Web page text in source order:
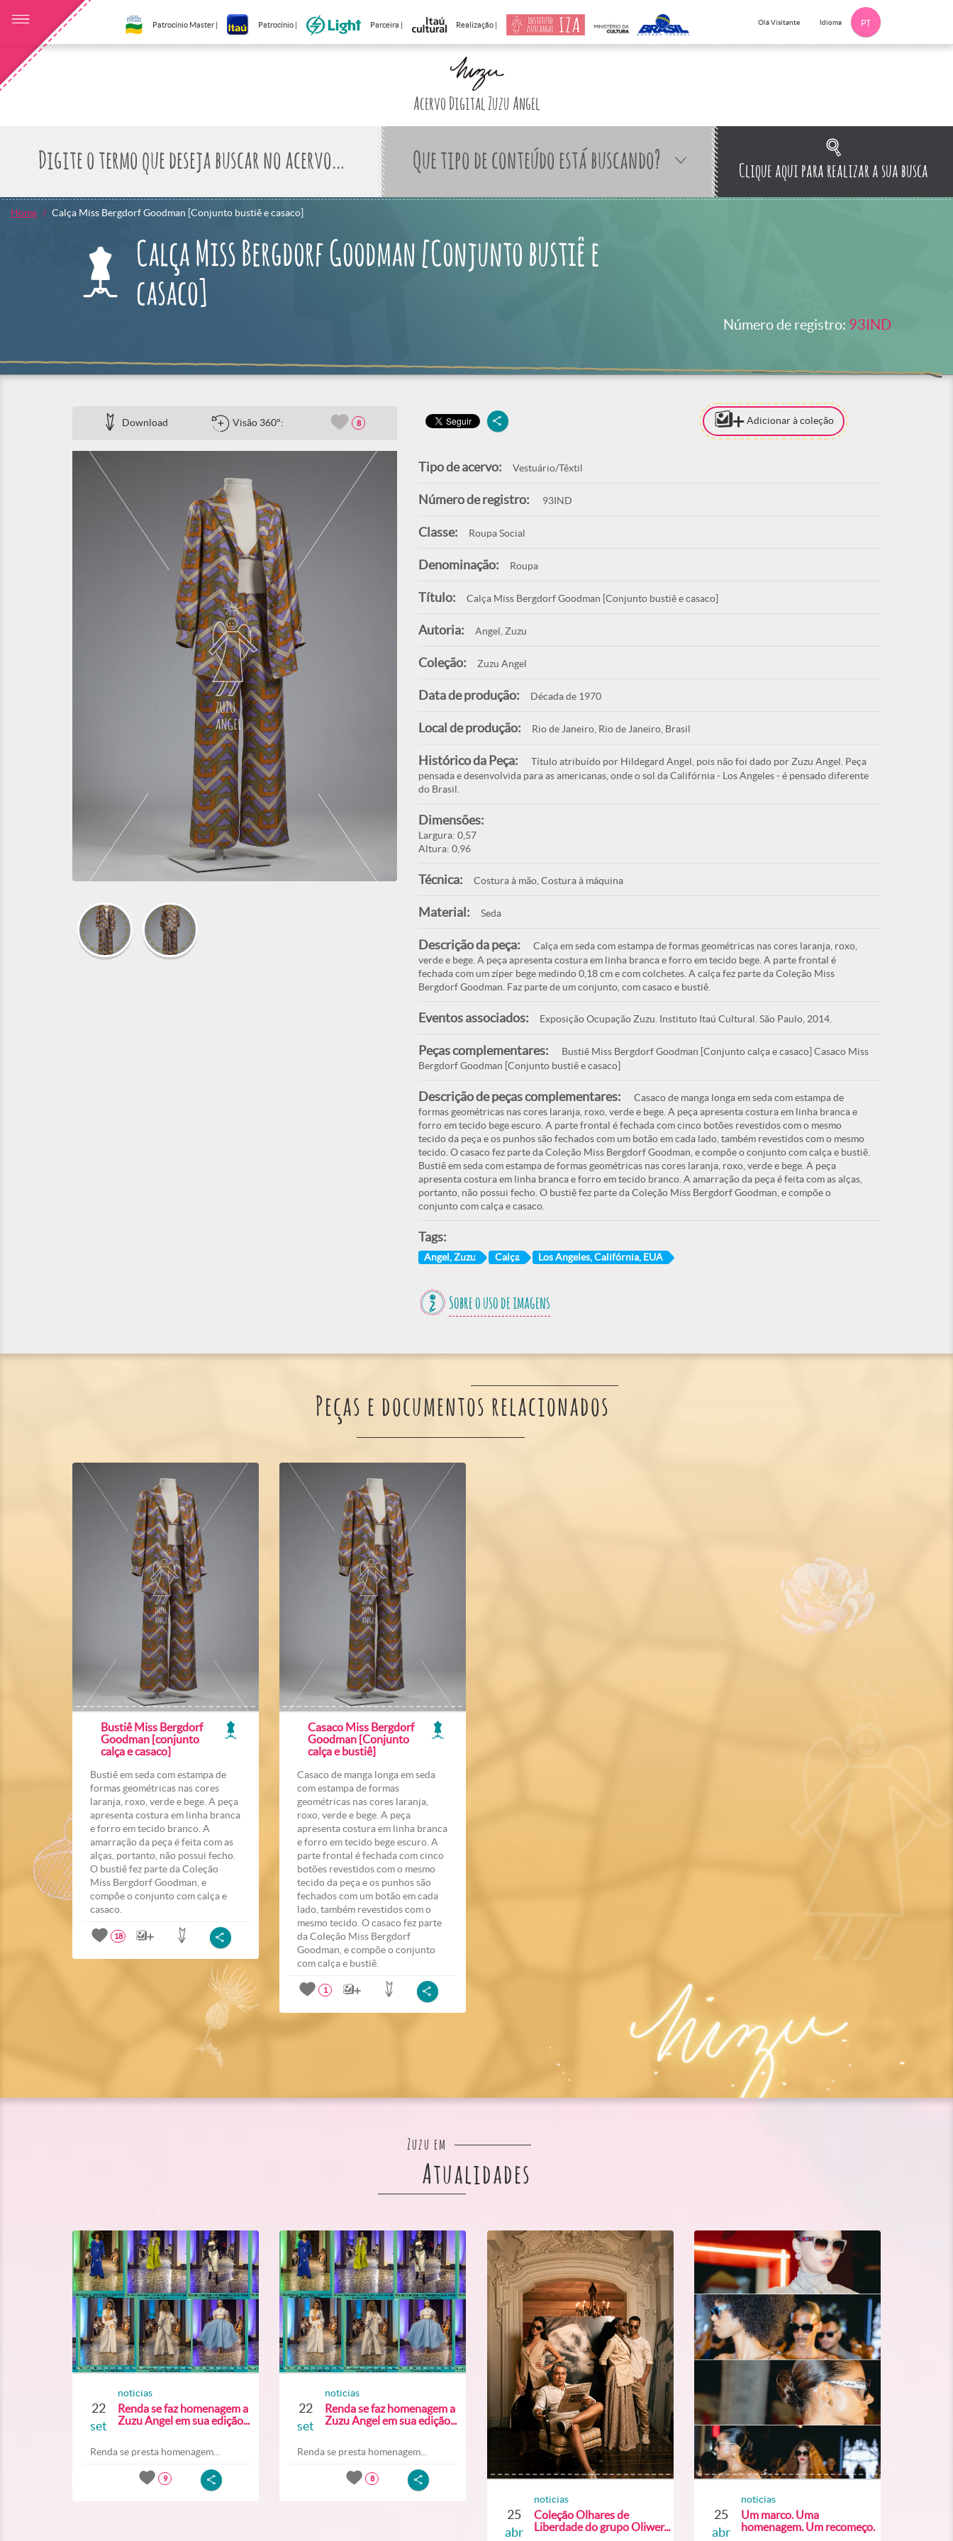
Patrocínio Master | Patrocínio | Parceira | Realização | Olá Visitante Idioma PT
Acervo Digital Zuzu Angel
Que tipo de conteúdo está buscando? Clique aqui para realizar a sua busca
Home Calça Miss Bergdorf Goodman [Conjunto bustiê e casaco]
Calça Miss Bergdorf Goodman [Conjunto bustiê e
casaco]
Número de registro: 93IND
Download Visão 360°: 8 Adicionar à coleção
Tipo de acervo: Vestuário/Têxtil
Número de registro: 93IND
Classe: Roupa Social
Denominação: Roupa
Título: Calça Miss Bergdorf Goodman [Conjunto bustiê e casaco]
Autoria: Angel, Zuzu
Coleção: Zuzu Angel
Data de produção: Década de 1970
Local de produção: Rio de Janeiro, Rio de Janeiro, Brasil
Histórico da Peça:
Título atribuído por Hildegard Angel, pois não foi dado por Zuzu Angel. Peça
pensada e desenvolvida para as americanas, onde o sol da Califórnia - Los Angeles - é pensado diferente
do Brasil.
Dimensões:
Largura: 0,57
Altura: 0,96
Técnica: Costura à mão, Costura à máquina
Material: Seda
Descrição da peça:
Calça em seda com estampa de formas geométricas nas cores laranja, roxo,
verde e bege. A peça apresenta costura em linha branca e forro em tecido bege. A parte frontal é
fechada com um zíper bege medindo 0,18 cm e com colchetes. A calça fez parte da Coleção Miss
Bergdorf Goodman. Faz parte de um conjunto, com casaco e bustiê.
Eventos associados: Exposição Ocupação Zuzu. Instituto Itaú Cultural. São Paulo, 2014.
Peças complementares:
Bustiê Miss Bergdorf Goodman [Conjunto calça e casaco] Casaco Miss
Bergdorf Goodman [Conjunto bustiê e casaco]
Descrição de peças complementares:
Casaco de manga longa em seda com estampa de
formas geométricas nas cores laranja, roxo, verde e bege. A peça apresenta costura em linha branca e
forro em tecido bege escuro. A parte frontal é fechada com cinco botões revestidos com o mesmo
tecido da peça e os punhos são fechados com um botão em cada lado, também revestidos com o mesmo
tecido. O casaco fez parte da Coleção Miss Bergdorf Goodman, e compõe o conjunto com calça e bustiê.
Bustiê em seda com estampa de formas geométricas nas cores laranja, roxo, verde e bege. A peça
apresenta costura em linha branca e forro em tecido branco. A amarração da peça é feita com as alças,
portanto, não possui fecho. O bustiê fez parte da Coleção Miss Bergdorf Goodman, e compõe o
conjunto com calça e casaco.
Tags:
Angel, Zuzu Calça Los Angeles, Califórnia, EUA
Sobre o uso de imagens
Peças e documentos relacionados
Bustiê Miss Bergdorf
Goodman [conjunto
calça e casaco]
Bustiê em seda com estampa de
formas geométricas nas cores
laranja, roxo, verde e bege. A peça
apresenta costura em linha branca
e forro em tecido branco. A
amarração da peça é feita com as
alças, portanto, não possui fecho.
O bustiê fez parte da Coleção
Miss Bergdorf Goodman, e
compõe o conjunto com calça e
casaco.
18
Casaco Miss Bergdorf
Goodman [Conjunto
calça e bustiê]
Casaco de manga longa em seda
com estampa de formas
geométricas nas cores laranja,
roxo, verde e bege. A peça
apresenta costura em linha branca
e forro em tecido bege escuro. A
parte frontal é fechada com cinco
botões revestidos com o mesmo
tecido da peça e os punhos são
fechados com um botão em cada
lado, também revestidos com o
mesmo tecido. O casaco fez parte
da Coleção Miss Bergdorf
Goodman, e compõe o conjunto
com calça e bustiê.
1
Zuzu em
Atualidades
22
set
noticias
Renda se faz homenagem a
Zuzu Angel em sua edição...
Renda se presta homenagem...
9
22
set
noticias
Renda se faz homenagem a
Zuzu Angel em sua edição...
Renda se presta homenagem...
8
25
abr
noticias
Coleção Olhares de
Liberdade do grupo Oliwer...
25
abr
noticias
Um marco. Uma
homenagem. Um recomeço.